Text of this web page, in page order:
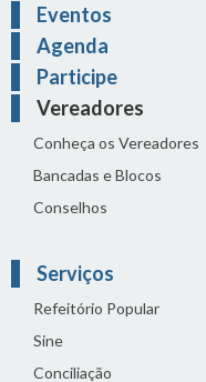
Eventos
Agenda
Participe
Vereadores
Conheça os Vereadores
Bancadas e Blocos
Conselhos
Serviços
Refeitório Popular
Sine
Conciliação